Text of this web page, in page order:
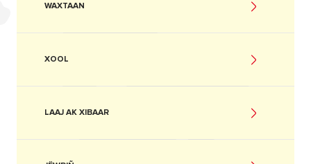
WAXTAAN
XOOL
LAAJ AK XIBAAR